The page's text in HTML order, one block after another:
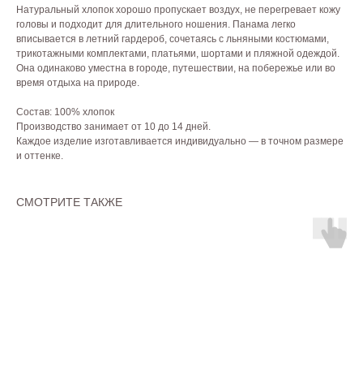
Натуральный хлопок хорошо пропускает воздух, не перегревает кожу
головы и подходит для длительного ношения. Панама легко
вписывается в летний гардероб, сочетаясь с льняными костюмами,
трикотажными комплектами, платьями, шортами и пляжной одеждой.
Она одинаково уместна в городе, путешествии, на побережье или во
время отдыха на природе.
Состав: 100% хлопок
Производство занимает от 10 до 14 дней.
Каждое изделие изготавливается индивидуально — в точном размере
и оттенке.
СМОТРИТЕ ТАКЖЕ